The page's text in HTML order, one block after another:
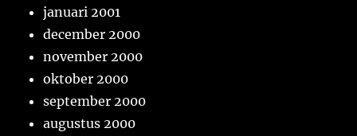
januari 2001
december 2000
november 2000
oktober 2000
september 2000
augustus 2000